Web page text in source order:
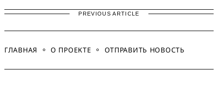
PREVIOUS ARTICLE
ГЛАВНАЯ О ПРОЕКТЕ ОТПРАВИТЬ НОВОСТЬ